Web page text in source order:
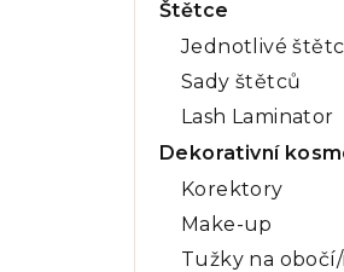
Štětce
Jednotlivé
Sady štětců
Lash Laminator
Dekorativní
Korektory
Make-up
Tužky na